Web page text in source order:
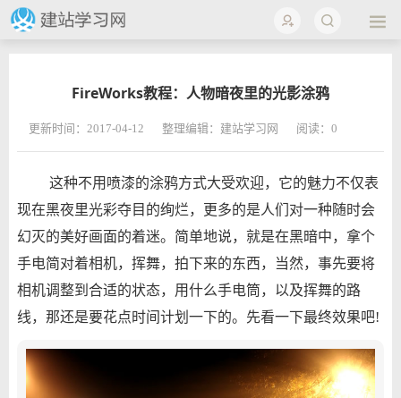
FireWorks教程：人物暗夜里的光影涂鸦
更新时间：2017-04-12 整理编辑：建站学习网 阅读： 0
这种不用喷漆的涂鸦方式大受欢迎，它的魅力不仅表
现在黑夜里光彩夺目的绚烂，更多的是人们对一种随时会
幻灭的美好画面的着迷。简单地说，就是在黑暗中，拿个
手电简对着相机，挥舞，拍下来的东西，当然，事先要将
相机调整到合适的状态，用什么手电筒，以及挥舞的路
线，那还是要花点时间计划一下的。先看一下最终效果吧!